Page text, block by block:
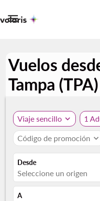

Vuelos
Tampa (TPA)
Viaje sencillo expand_more 1
Código de promoción expand_more
Desde
Seleccione un origen
A